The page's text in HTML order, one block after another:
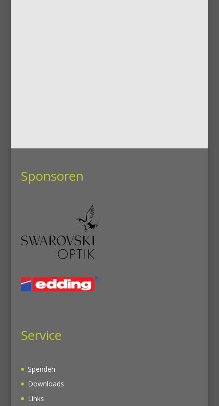
Sponsoren
Service
Spenden
Downloads
Links